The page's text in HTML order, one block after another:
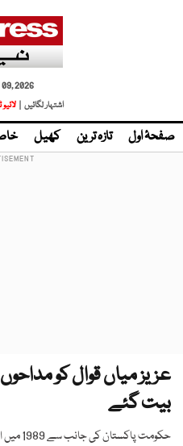
09, 2026
اشتہار لگائیں |
صفحۂ اول تازہ ترین کھیل
بیت گئے
حکومت پاکستان کی جانب سے 1989 میں انہیں پرائیڈ آف پرفارمنس سے نوازا گیا